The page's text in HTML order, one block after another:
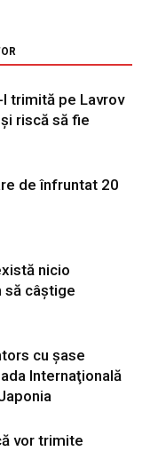
trimită pe Lavrov
riscă să fie
de înfruntat 20
nicio
să câştige
cu şase
Internaţională
vor trimite